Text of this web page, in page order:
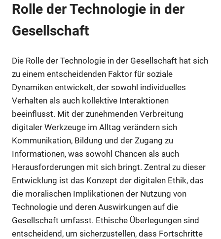
Rolle der Technologie in der
Gesellschaft
Die Rolle der Technologie in der Gesellschaft hat sich
zu einem entscheidenden Faktor für soziale
Dynamiken entwickelt, der sowohl individuelles
Verhalten als auch kollektive Interaktionen
beeinflusst. Mit der zunehmenden Verbreitung
digitaler Werkzeuge im Alltag verändern sich
Kommunikation, Bildung und der Zugang zu
Informationen, was sowohl Chancen als auch
Herausforderungen mit sich bringt. Zentral zu dieser
Entwicklung ist das Konzept der digitalen Ethik, das
die moralischen Implikationen der Nutzung von
Technologie und deren Auswirkungen auf die
Gesellschaft umfasst. Ethische Überlegungen sind
entscheidend, um sicherzustellen, dass Fortschritte